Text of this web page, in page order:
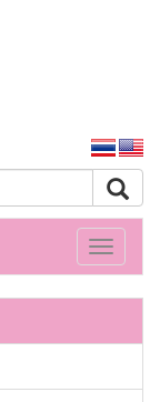
Toggle